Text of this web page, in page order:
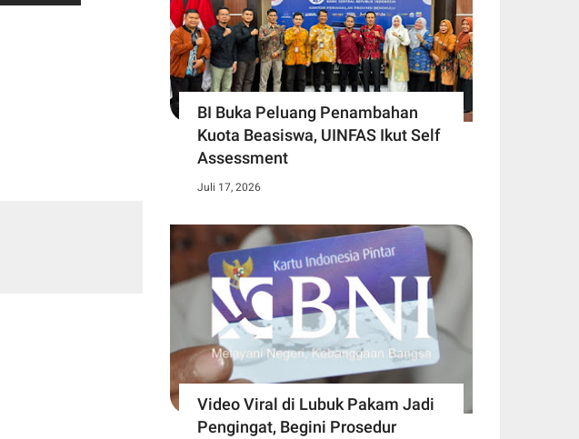
BI Buka Peluang Penambahan
Kuota Beasiswa, UINFAS Ikut Self
Assessment
Juli 17, 2026
Video Viral di Lubuk Pakam Jadi
Pengingat, Begini Prosedur